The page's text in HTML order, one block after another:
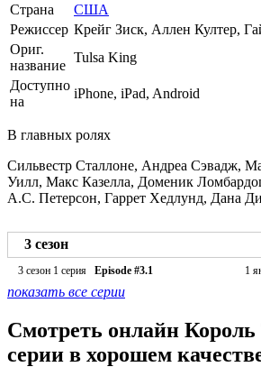
Страна
США
Режиссер Крейг Зиск, Аллен Култер,
Ориг.
название
Tulsa King
Доступно
на
iPhone, iPad, Android
В главных ролях
Сильвестр Сталлоне, Андреа Сэвадж,
Уилл, Макс Казелла, Доменик
А.С. Петерсон, Гаррет Хедлунд, Дана
3 сезон
3 сезон 1 серия
Episode #3.1 1
показать все серии
Смотреть онлайн Король
серии в хорошем